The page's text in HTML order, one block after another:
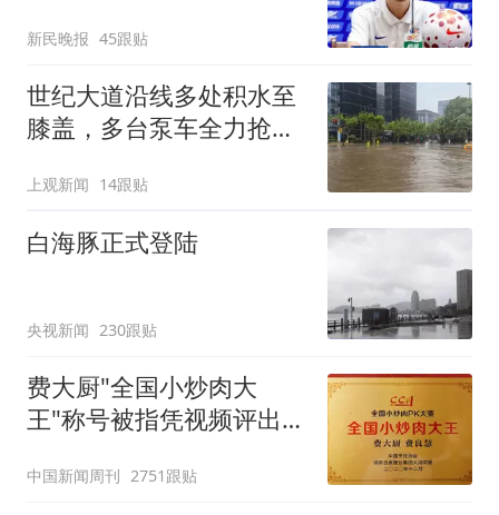
新民晚报 45跟贴
世纪大道沿线多处积水至
膝盖，多台泵车全力抢
近出行
上观新闻 14跟贴
白海豚正式登陆
央视新闻 230跟贴
费大厨"全国小炒肉大
王"称号被指凭视频评出
中国新闻周刊 2751跟贴